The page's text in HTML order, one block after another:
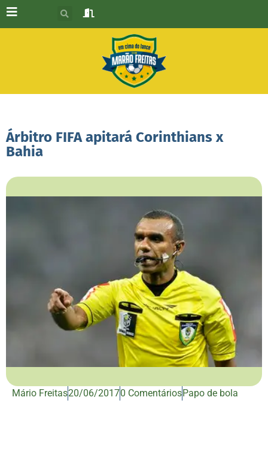
Árbitro FIFA apitará Corinthians x
Bahia
Mário Freitas20/06/20170 ComentáriosPapo de bola